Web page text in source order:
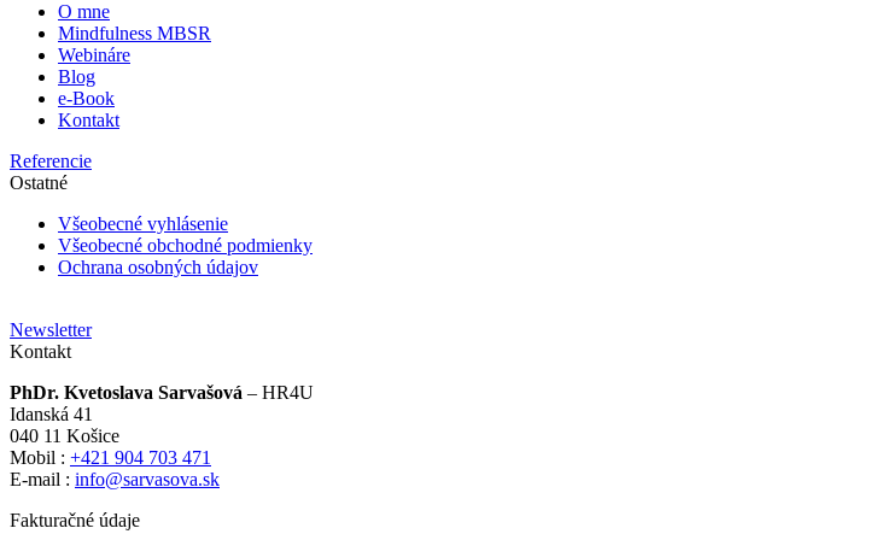
O mne
Mindfulness MBSR
Webináre
Blog
e-Book
Kontakt
Referencie
Ostatné
Všeobecné vyhlásenie
Všeobecné obchodné podmienky
Ochrana osobných údajov
Newsletter
Kontakt
PhDr. Kvetoslava Sarvašová – HR4U
Idanská 41
040 11 Košice
Mobil : +421 904 703 471
E-mail : info@sarvasova.sk
Fakturačné údaje